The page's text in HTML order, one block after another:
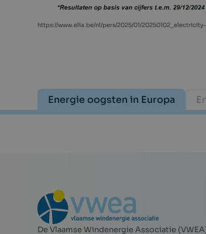
https://www.elia.be/nl/pers/2025/01/
Energie oogsten in Europa
De Vlaamse Windenergie Associatie